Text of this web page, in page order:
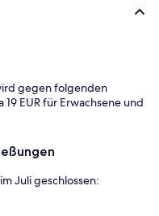
gegen folgenden
EUR für Erwachsene und
Juli geschlossen: